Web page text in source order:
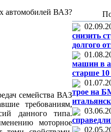
автомобилей ВАЗ?
семейства ВАЗ
требованиям,
данного типа.
моторное
снизить
долгого
машин в
старше 10
трое на